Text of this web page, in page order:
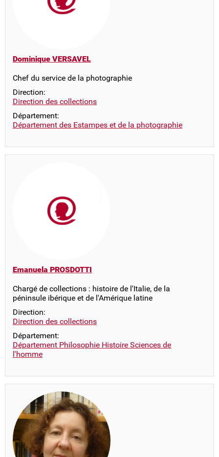
Dominique VERSAVEL
Chef du service de la photographie
Direction:
Direction des collections
Département:
Département des Estampes et de la photographie
Emanuela PROSDOTTI
Chargé de collections : histoire de l'Italie, de la
péninsule ibérique et de l'Amérique latine
Direction:
Direction des collections
Département:
Département Philosophie Histoire Sciences de
l'homme